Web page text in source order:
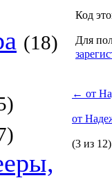
(18)
Код
Для
← от
от
(3 из 12)